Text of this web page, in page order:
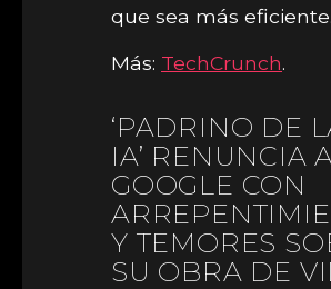
que sea más eficiente.
Más: TechCrunch.
‘PADRINO DE
IA’ RENUNCIA
GOOGLE CON
Y TEMORES
SU OBRA DE